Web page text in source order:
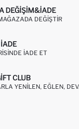
DEĞIŞIM&İADE
DEĞIŞTIR
IADE ET
CLUB
YENILEN, EĞLEN,